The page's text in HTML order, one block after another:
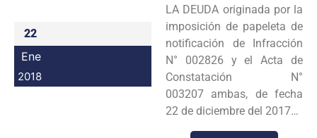
Programas
Intranet
22
Ene
2018
LA DEUDA originada por la
imposición de papeleta de
notificación de Infracción
N° 002826 y el Acta de
Constatación N°
003207 ambas, de fecha
22 de diciembre del 2017…